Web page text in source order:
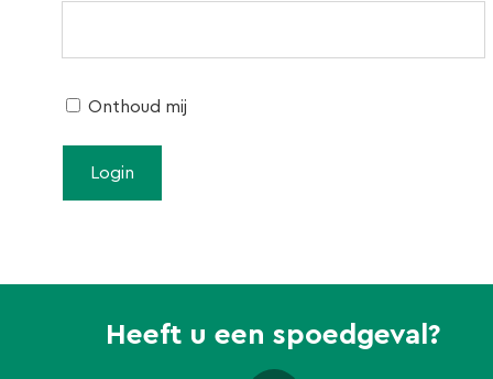
Onthoud mij
Heeft u een spoedgeval?